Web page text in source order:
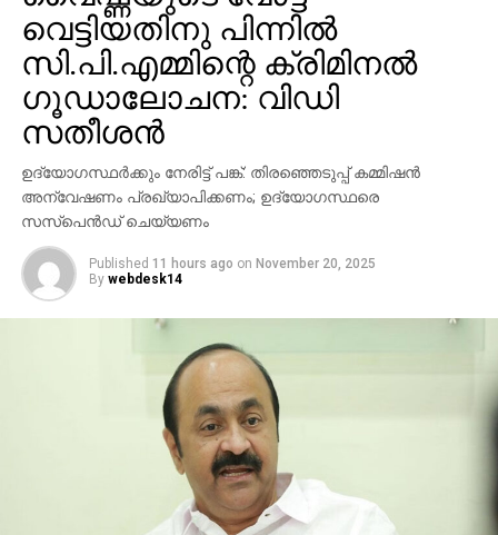
എത്തിയിട്ടില്ല. ഫീച്ചറിന്റെ വ്യാപകമായ റോള്ഔട്ടിനും
ആന്‍ഡ്രോയിഡ് റിലീസിനും യൂട്യൂബ് ഇതുവരെ
വ്യക്തമായ തീയതി പ്രഖ്യാപിച്ചിട്ടില്ല. ഉപയോക്തൃ
അനുഭവം മെച്ചപ്പെടുത്താന്‍ ലക്ഷ്യമിടുന്ന ഈ
അപ്‌ഡേറ്റ്, വലിയ പ്ലേലിസ്റ്റുകള്‍ കൈകാര്യം
ഗുണകരമാകുമെന്നാണ് പ്രതീക്ഷ.
വെട്ടിയതിനു പിന്നില്‍
സി.പി.എമ്മിന്റെ ക്രിമിനല്‍
ഗൂഡാലോചന: വിഡി
സതീശന്‍
ഉദ്യോഗസ്ഥര്‍ക്കും നേരിട്ട് പങ്ക്: തിരഞ്ഞെടുപ്പ് കമ്മിഷന്‍
അന്വേഷണം പ്രഖ്യാപിക്കണം; ഉദ്യോഗസ്ഥരെ
സസ്പെന്‍ഡ് ചെയ്യണം
Published 11 hours ago on November 20, 2025
By webdesk14